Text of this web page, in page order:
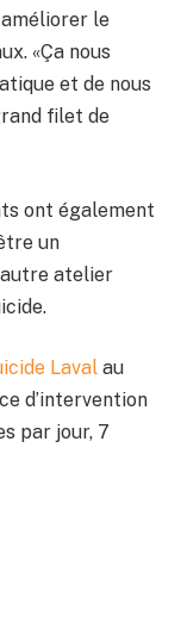
améliorer le
«Ça nous
et de nous
filet de
ont également
un
autre atelier
Laval au
d’intervention
par jour, 7